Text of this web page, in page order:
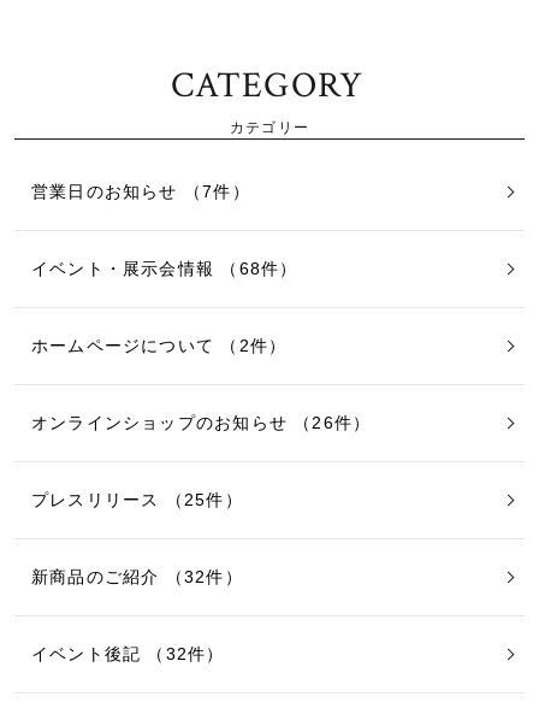
CATEGORY
カテゴリー
営業日のお知らせ （7件）
イベント・展示会情報 （68件）
ホームページについて （2件）
オンラインショップのお知らせ （26件）
プレスリリース （25件）
新商品のご紹介 （32件）
イベント後記 （32件）